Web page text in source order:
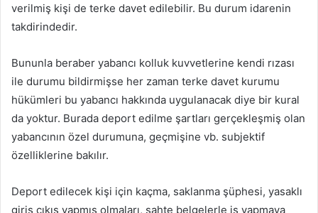
verilmiş kişi de terke davet edilebilir. Bu durum idarenin
takdirindedir.
Bununla beraber yabancı kolluk kuvvetlerine kendi rızası
ile durumu bildirmişse her zaman terke davet kurumu
hükümleri bu yabancı hakkında uygulanacak diye bir kural
da yoktur. Burada deport edilme şartları gerçekleşmiş olan
yabancının özel durumuna, geçmişine vb. subjektif
özelliklerine bakılır.
Deport edilecek kişi için kaçma, saklanma şüphesi, yasaklı
giriş çıkış yapmış olmaları, sahte belgelerle iş yapmaya